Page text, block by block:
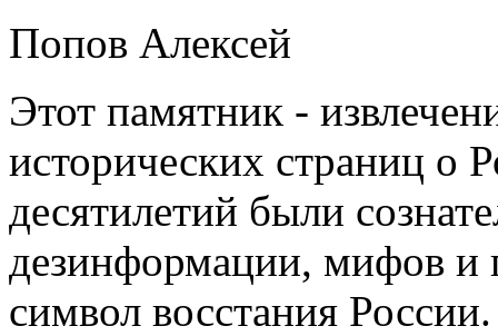
Попов Алексей
Этот памятник -
исторических страниц о
десятилетий были
дезинформации, мифов и
символ восстания России.